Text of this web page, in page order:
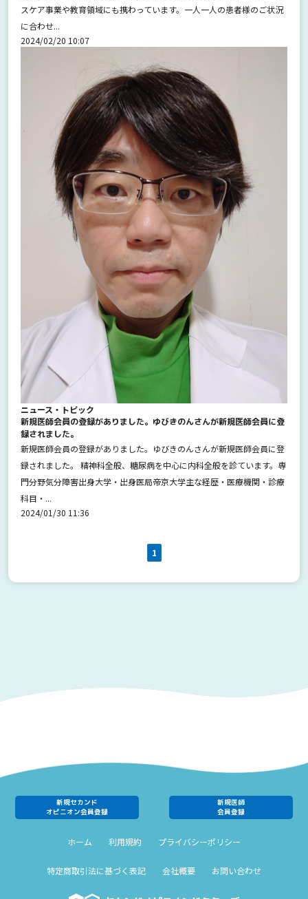
スケア事業や教育領域にも携わっています。一人一人の患者様のご状況
に合わせ...
2024/02/20 10:07
ニュース・トピック
新規医師会員の登録がありました。ゆびきのんさんが新規医師会員に登
録されました。
新規医師会員の登録がありました。ゆびきのんさんが新規医師会員に登
録されました。 精神科全般、糖尿病を中心に内科全般を診ています。専
門分野気分障害出身大学・出身医局帝京大学主な経歴・医療機関・診療
科目・...
2024/01/30 11:36
1
新規セカンド
オピニオン会員登録
新規医師
会員登録
ホーム 利用規約 プライバシーポリシー
特定商取引法に基づく表記 会社概要 お問い合わせ